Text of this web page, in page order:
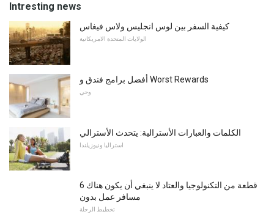
Intresting news
كيفية السفر بين لوس انجليس ولاس فيغاس
الولايات المتحدة الامريكانية
أفضل برامج فندق و Worst Rewards
وحي
الكلمات والعبارات الأسترالية: يتحدث الأسترالي
استراليا ونيوزيلندا
6 قطعة من التكنولوجيا والعتاد لا ينبغي أن يكون هناك
مسافر عمل بدون
تخطيط الرحلة